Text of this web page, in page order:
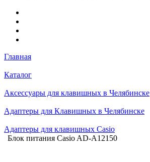
Главная
Каталог
Аксессуары для клавишных в Челябинске
Адаптеры для Клавишных в Челябинске
Адаптеры для клавишных Casio
Блок питания Casio AD-A12150